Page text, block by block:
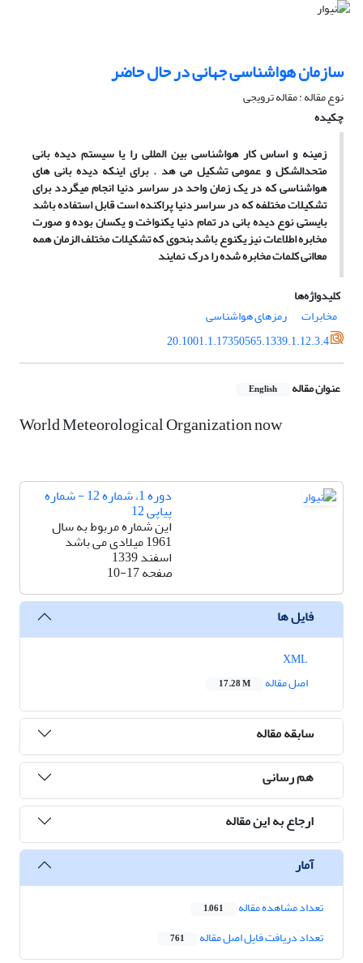
سازمان هواشناسی جهانی در حال حاضر
نوع مقاله : مقاله ترویجی
چکیده
زمینه و اساس کار هواشناسی بین المللی را یا سیستم دیده بانی
متحدالشکل و عمومی تشکیل می هد . برای اینکه دیده بانی های
هواشناسی که در یک زمان واحد در سراسر دنیا انجام میگردد برای
تشکیلات مختلفه که در سراسر دنیا پراکنده است قابل استفاده باشد
بایستی نوع دیده بانی در تمام دنیا یکنواخت و یکسان بوده و صورت
مخابره اطلاعات نیز یکنوع باشد بنحوی که تشکیلات مختلف الزمان همه
معاانی کلمات مخابره شده را درک نمایند
کلیدواژه‌ها
مخابرات
رمزهای هواشناسی
20.1001.1.17350565.1339.1.12.3.4
عنوان مقاله English
World Meteorological Organization now
دوره 1، شماره 12 - شماره
پیاپی 12
این شماره مربوط به سال
1961 میلادی می باشد
اسفند 1339
صفحه10-17
فایل ها
اصل مقاله
17.28 M
سابقه مقاله
هم رسانی
ارجاع به این مقاله
آمار
تعداد مشاهده مقاله 1,061
تعداد دریافت فایل اصل مقاله 761